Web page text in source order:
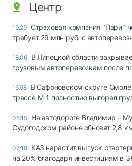
Центр
19:29 Страховая компания "Пари"
требует 29 млн руб. с
18:06 В Липецкой области
грузовым автоперевозкам после
16:58 В Сафоновском округе
трассе М-1 полностью выгорел
08:15 На автодороге Владимир –
Судогодском районе обновят 2,8
07:19 КАЗ нарастит выпуск
на 20% благодаря инвестициям в